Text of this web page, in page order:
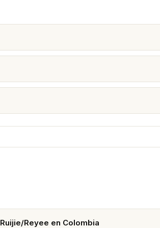
Ruijie/Reyee en Colombia